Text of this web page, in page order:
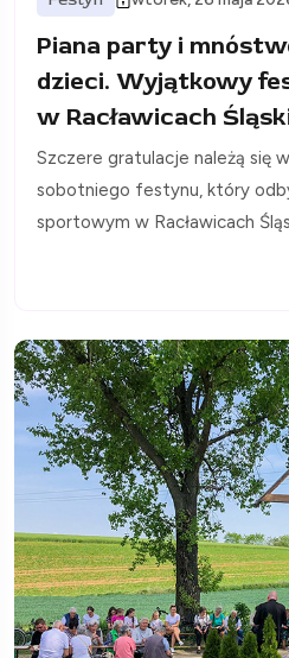
Piana party i
dzieci. Wyjątkowy
w Racławicach
Szczere gratulacje należą się
sobotniego festynu, który
sportowym w Racławicach